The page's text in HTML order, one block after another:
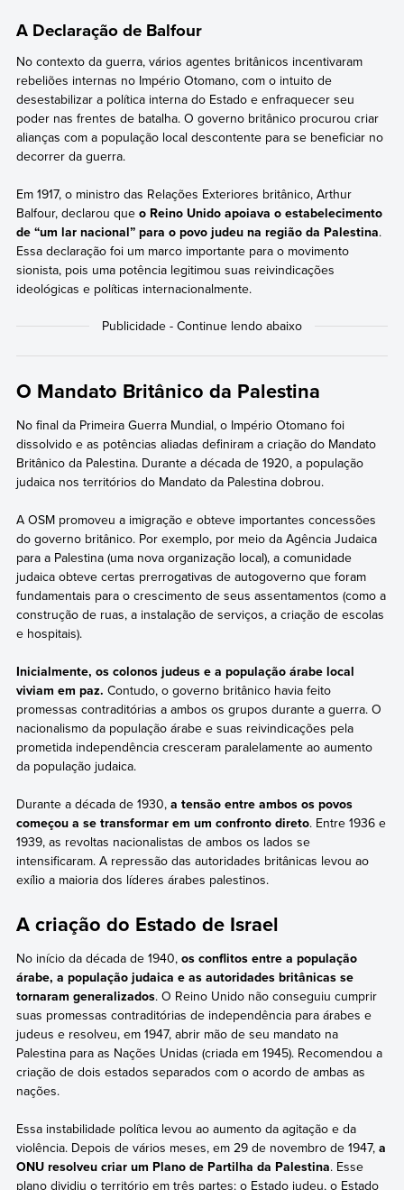
A Declaração de Balfour
No contexto da guerra, vários agentes britânicos incentivaram
rebeliões internas no Império Otomano, com o intuito de
desestabilizar a política interna do Estado e enfraquecer seu
poder nas frentes de batalha. O governo britânico procurou criar
alianças com a população local descontente para se beneficiar no
decorrer da guerra.
Em 1917, o ministro das Relações Exteriores britânico, Arthur
Balfour, declarou que o Reino Unido apoiava o estabelecimento
de “um lar nacional” para o povo judeu na região da Palestina.
Essa declaração foi um marco importante para o movimento
sionista, pois uma potência legitimou suas reivindicações
ideológicas e políticas internacionalmente.
O Mandato Britânico da Palestina
No final da Primeira Guerra Mundial, o Império Otomano foi
dissolvido e as potências aliadas definiram a criação do Mandato
Britânico da Palestina. Durante a década de 1920, a população
judaica nos territórios do Mandato da Palestina dobrou.
A OSM promoveu a imigração e obteve importantes concessões
do governo britânico. Por exemplo, por meio da Agência Judaica
para a Palestina (uma nova organização local), a comunidade
judaica obteve certas prerrogativas de autogoverno que foram
fundamentais para o crescimento de seus assentamentos (como a
construção de ruas, a instalação de serviços, a criação de escolas
e hospitais).
Inicialmente, os colonos judeus e a população árabe local
viviam em paz. Contudo, o governo britânico havia feito
promessas contraditórias a ambos os grupos durante a guerra. O
nacionalismo da população árabe e suas reivindicações pela
prometida independência cresceram paralelamente ao aumento
da população judaica.
Durante a década de 1930, a tensão entre ambos os povos
começou a se transformar em um confronto direto. Entre 1936 e
1939, as revoltas nacionalistas de ambos os lados se
intensificaram. A repressão das autoridades britânicas levou ao
exílio a maioria dos líderes árabes palestinos.
A criação do Estado de Israel
No início da década de 1940, os conflitos entre a população
árabe, a população judaica e as autoridades britânicas se
tornaram generalizados. O Reino Unido não conseguiu cumprir
suas promessas contraditórias de independência para árabes e
judeus e resolveu, em 1947, abrir mão de seu mandato na
Palestina para as Nações Unidas (criada em 1945). Recomendou a
criação de dois estados separados com o acordo de ambas as
nações.
Essa instabilidade política levou ao aumento da agitação e da
violência. Depois de vários meses, em 29 de novembro de 1947, a
ONU resolveu criar um Plano de Partilha da Palestina. Esse
plano dividiu o território em três partes: o Estado judeu, o Estado